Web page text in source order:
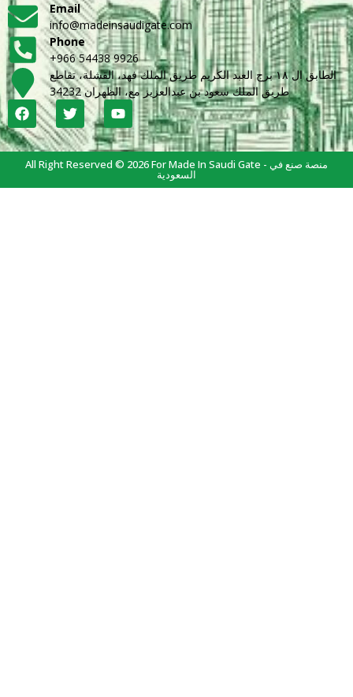
Email
info@madeinsaudigate.com
Phone
+966 54438 9926
الطابق ال ١٨ برج العبد الكريم طريق الملك فهد، القشلة، تقاطع
طريق الملك سعود بن عبدالعزيز مع، الظهران 34232
All Right Reserved © 2026 For Made In Saudi Gate - منصة صنع في
السعودية